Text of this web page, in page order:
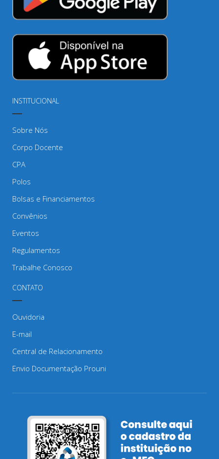
INSTITUCIONAL
Sobre Nós
Corpo Docente
CPA
Polos
Bolsas e Financiamentos
Convênios
Eventos
Regulamentos
Trabalhe Conosco
CONTATO
Ouvidoria
E-mail
Central de Relacionamento
Envio Documentação Prouni